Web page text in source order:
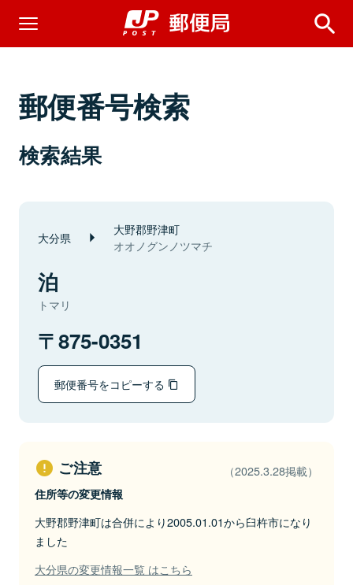
郵便番号検索
検索結果
大分県 大野郡野津町
オオノグンノツマチ
泊
トマリ
875-0351
郵便番号をコピーする
ご注意 （2025.3.28掲載）
住所等の変更情報
大野郡野津町は合併により2005.01.01から臼杵市になり
ました
大分県の変更情報一覧 はこちら